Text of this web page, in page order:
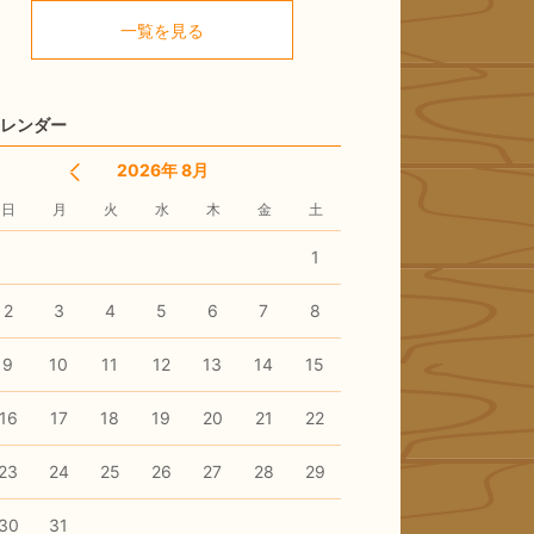
一覧を見る
ンダー
2026年 8月
日 月 火 水 木 金 土
1
2 3 4 5 6 7 8
9 10 11 12 13 14 15
17 18 19 20 21 22
24 25 26 27 28 29
31